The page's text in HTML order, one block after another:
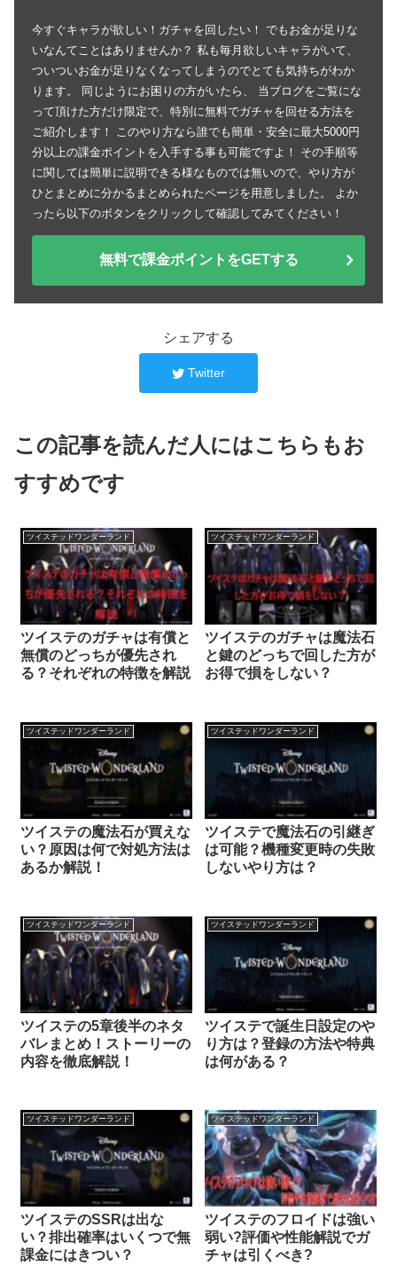
今すぐキャラが欲しい！ガチャを回したい！ でもお金が足りな
いなんてことはありませんか？ 私も毎月欲しいキャラがいて、
ついついお金が足りなくなってしまうのでとても気持ちがわか
ります。 同じようにお困りの方がいたら、 当ブログをご覧にな
って頂けた方だけ限定で、特別に無料でガチャを回せる方法を
ご紹介します！ このやり方なら誰でも簡単・安全に最大5000円
分以上の課金ポイントを入手する事も可能ですよ！ その手順等
に関しては簡単に説明できる様なものでは無いので、やり方が
ひとまとめに分かるまとめられたページを用意しました。 よか
ったら以下のボタンをクリックして確認してみてください！
無料で課金ポイントをGETする
シェアする
Twitter
この記事を読んだ人にはこちらもお
すすめです
ツイステッドワンダーランド
ツイステのガチャは有償と
無償のどっちが優先され
る？それぞれの特徴を解説
ツイステッドワンダーランド
ツイステのガチャは魔法石
と鍵のどっちで回した方が
お得で損をしない？
ツイステッドワンダーランド
ツイステの魔法石が買えな
い？原因は何で対処方法は
あるか解説！
ツイステッドワンダーランド
ツイステで魔法石の引継ぎ
は可能？機種変更時の失敗
しないやり方は？
ツイステッドワンダーランド
ツイステの5章後半のネタ
バレまとめ！ストーリーの
内容を徹底解説！
ツイステッドワンダーランド
ツイステで誕生日設定のや
り方は？登録の方法や特典
は何がある？
ツイステッドワンダーランド
ツイステのSSRは出な
い？排出確率はいくつで無
課金にはきつい？
ツイステッドワンダーランド
ツイステのフロイドは強い
弱い?評価や性能解説でガ
チャは引くべき?